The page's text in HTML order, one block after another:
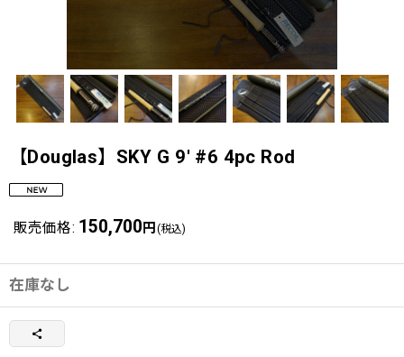
【Douglas】SKY G 9' #6 4pc Rod
販売価格: 150,700 円 (税込)
在庫なし